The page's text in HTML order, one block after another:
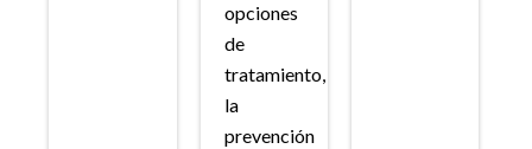
opciones
de
tratamiento,
la
prevención